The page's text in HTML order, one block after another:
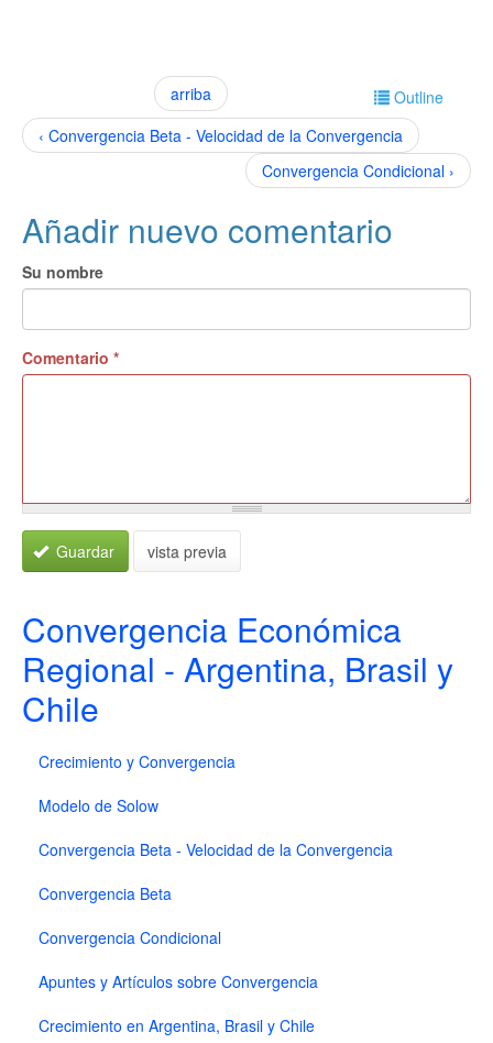
Outline
‹ Convergencia Beta - Velocidad de la Convergencia
arriba
Convergencia Condicional ›
Añadir nuevo comentario
Su nombre
Comentario *
Guardar vista previa
Convergencia Económica
Regional - Argentina, Brasil y
Chile
Crecimiento y Convergencia
Modelo de Solow
Convergencia Beta - Velocidad de la Convergencia
Convergencia Beta
Convergencia Condicional
Apuntes y Artículos sobre Convergencia
Crecimiento en Argentina, Brasil y Chile